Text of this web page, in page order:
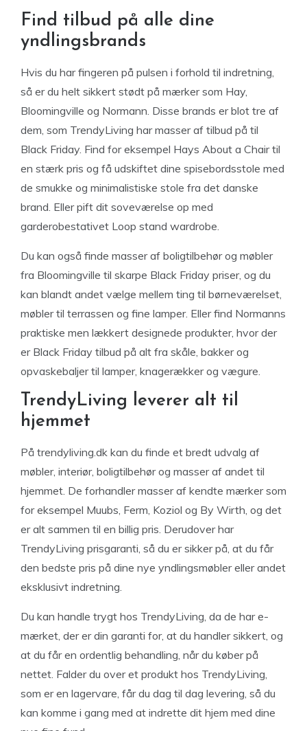
Find tilbud på alle dine
yndlingsbrands
Hvis du har fingeren på pulsen i forhold til indretning,
så er du helt sikkert stødt på mærker som Hay,
Bloomingville og Normann. Disse brands er blot tre af
dem, som TrendyLiving har masser af tilbud på til
Black Friday. Find for eksempel Hays About a Chair til
en stærk pris og få udskiftet dine spisebordsstole med
de smukke og minimalistiske stole fra det danske
brand. Eller pift dit soveværelse op med
garderobestativet Loop stand wardrobe.
Du kan også finde masser af boligtilbehør og møbler
fra Bloomingville til skarpe Black Friday priser, og du
kan blandt andet vælge mellem ting til børneværelset,
møbler til terrassen og fine lamper. Eller find Normanns
praktiske men lækkert designede produkter, hvor der
er Black Friday tilbud på alt fra skåle, bakker og
opvaskebaljer til lamper, knagerækker og vægure.
TrendyLiving leverer alt til
hjemmet
På trendyliving.dk kan du finde et bredt udvalg af
møbler, interiør, boligtilbehør og masser af andet til
hjemmet. De forhandler masser af kendte mærker som
for eksempel Muubs, Ferm, Koziol og By Wirth, og det
er alt sammen til en billig pris. Derudover har
TrendyLiving prisgaranti, så du er sikker på, at du får
den bedste pris på dine nye yndlingsmøbler eller andet
eksklusivt indretning.
Du kan handle trygt hos TrendyLiving, da de har e-
mærket, der er din garanti for, at du handler sikkert, og
at du får en ordentlig behandling, når du køber på
nettet. Falder du over et produkt hos TrendyLiving,
som er en lagervare, får du dag til dag levering, så du
kan komme i gang med at indrette dit hjem med dine